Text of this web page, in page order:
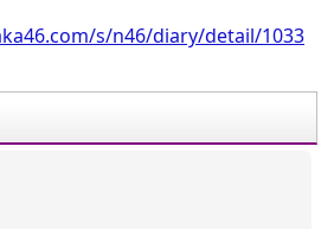
s/n46/diary/detail/1033